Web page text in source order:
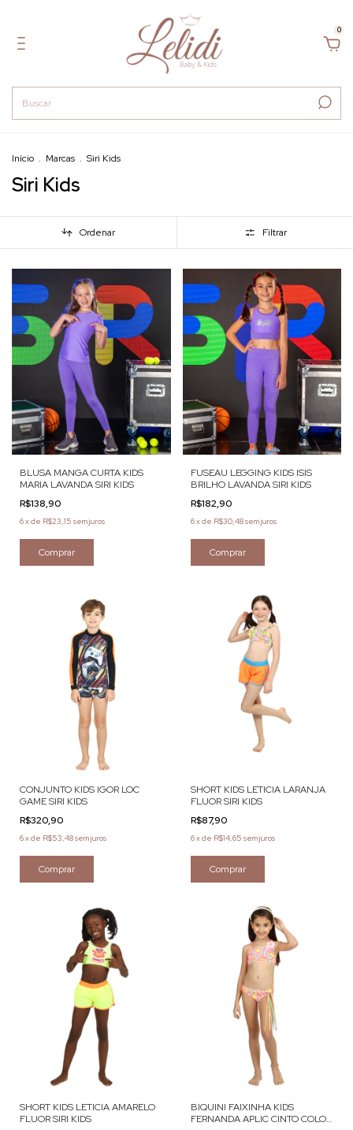
0
Início . Marcas . Siri Kids
Siri Kids
Ordenar Filtrar
BLUSA MANGA CURTA KIDS
MARIA LAVANDA SIRI KIDS
R$138,90
6xde R$23,15 sem juros
Comprar
FUSEAU LEGGING KIDS ISIS
BRILHO LAVANDA SIRI KIDS
R$182,90
6xde R$30,48sem juros
Comprar
CONJUNTO KIDS IGOR LOC
GAME SIRI KIDS
R$320,90
6xde R$53,48sem juros
Comprar
SHORT KIDS LETICIA LARANJA
FLUOR SIRI KIDS
R$87,90
6xde R$14,65 sem juros
Comprar
SHORT KIDS LETICIA AMARELO
FLUOR SIRI KIDS
BIQUINI FAIXINHA KIDS
FERNANDA APLIC CINTO COLOR